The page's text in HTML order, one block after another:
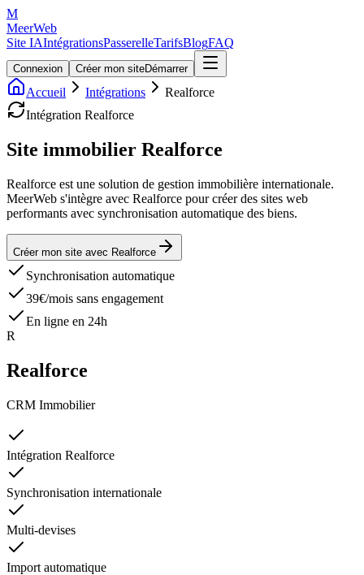
M
MeerWeb
Site IAIntégrationsPasserelleTarifsBlogFAQ
Connexion Créer mon siteDémarrer
Accueil Intégrations
Realforce
Intégration Realforce
Site immobilier Realforce
Realforce est une solution de gestion immobilière internationale.
MeerWeb s'intègre avec Realforce pour créer des sites web
performants avec synchronisation automatique des biens.
Créer mon site avec Realforce
Synchronisation automatique
39€/mois sans engagement
En ligne en 24h
R
Realforce
CRM Immobilier
Intégration Realforce
Synchronisation internationale
Multi-devises
Import automatique